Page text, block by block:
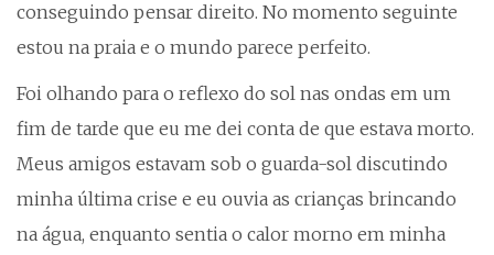
conseguindo pensar direito. No momento seguinte
estou na praia e o mundo parece perfeito.
Foi olhando para o reflexo do sol nas ondas em um
fim de tarde que eu me dei conta de que estava morto.
Meus amigos estavam sob o guarda-sol discutindo
minha última crise e eu ouvia as crianças brincando
na água, enquanto sentia o calor morno em minha